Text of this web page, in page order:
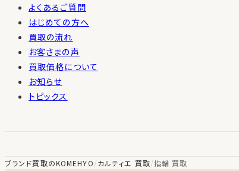
よくあるご質問
はじめての方へ
買取の流れ
お客さまの声
買取価格について
お知らせ
トピックス
ブランド買取のKOMEHYO/カルティエ 買取/指輪 買取